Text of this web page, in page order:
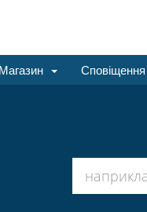
Магазин Сповіщення